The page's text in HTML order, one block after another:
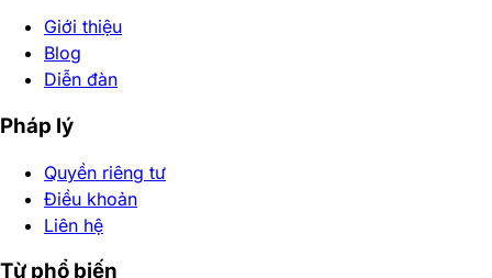
Giới thiệu
Blog
Diễn đàn
Pháp lý
Quyền riêng tư
Điều khoản
Liên hệ
Từ phổ biến